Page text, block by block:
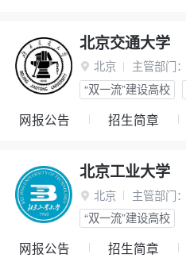
北京交通大学
 北京 主管部门：
“双一流”建设高校
网报公告 招生简章
北京工业大学
 北京 主管部门：
“双一流”建设高校
网报公告 招生简章